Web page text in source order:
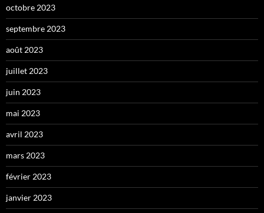
octobre 2023
septembre 2023
août 2023
juillet 2023
juin 2023
mai 2023
avril 2023
mars 2023
février 2023
janvier 2023